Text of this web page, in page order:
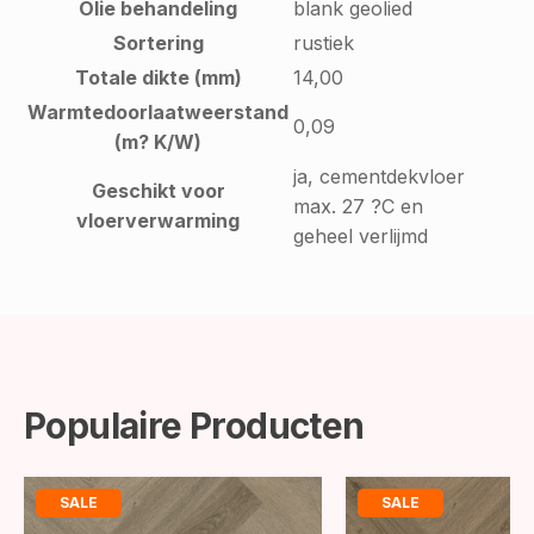
Olie behandeling
blank geolied
Sortering
rustiek
Totale dikte (mm)
14,00
Warmtedoorlaatweerstand
(m? K/W)
0,09
Geschikt voor
vloerverwarming
ja, cementdekvloer
max. 27 ?C en
geheel verlijmd
Populaire Producten
SALE SALE